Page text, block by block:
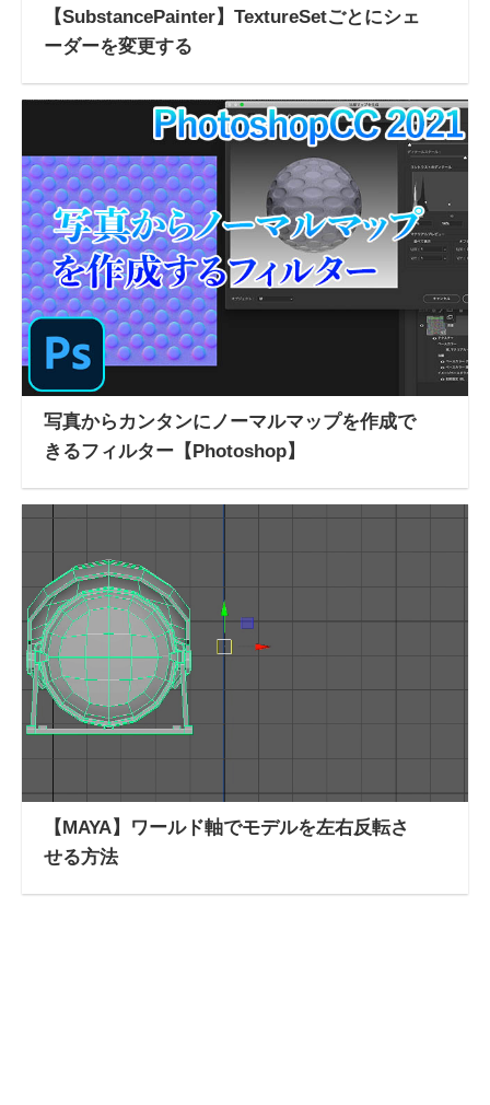
【SubstancePainter】TextureSetごとにシェ
ーダーを変更する
写真からカンタンにノーマルマップを作成で
きるフィルター【Photoshop】
【MAYA】ワールド軸でモデルを左右反転さ
せる方法